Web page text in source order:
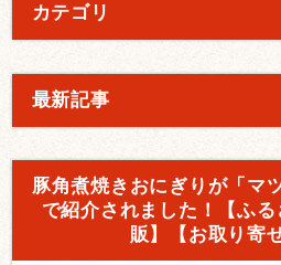
カテゴリ
最新記事
豚角煮焼きおにぎりが「マ
で紹介されました！【ふ
販】【お取り寄